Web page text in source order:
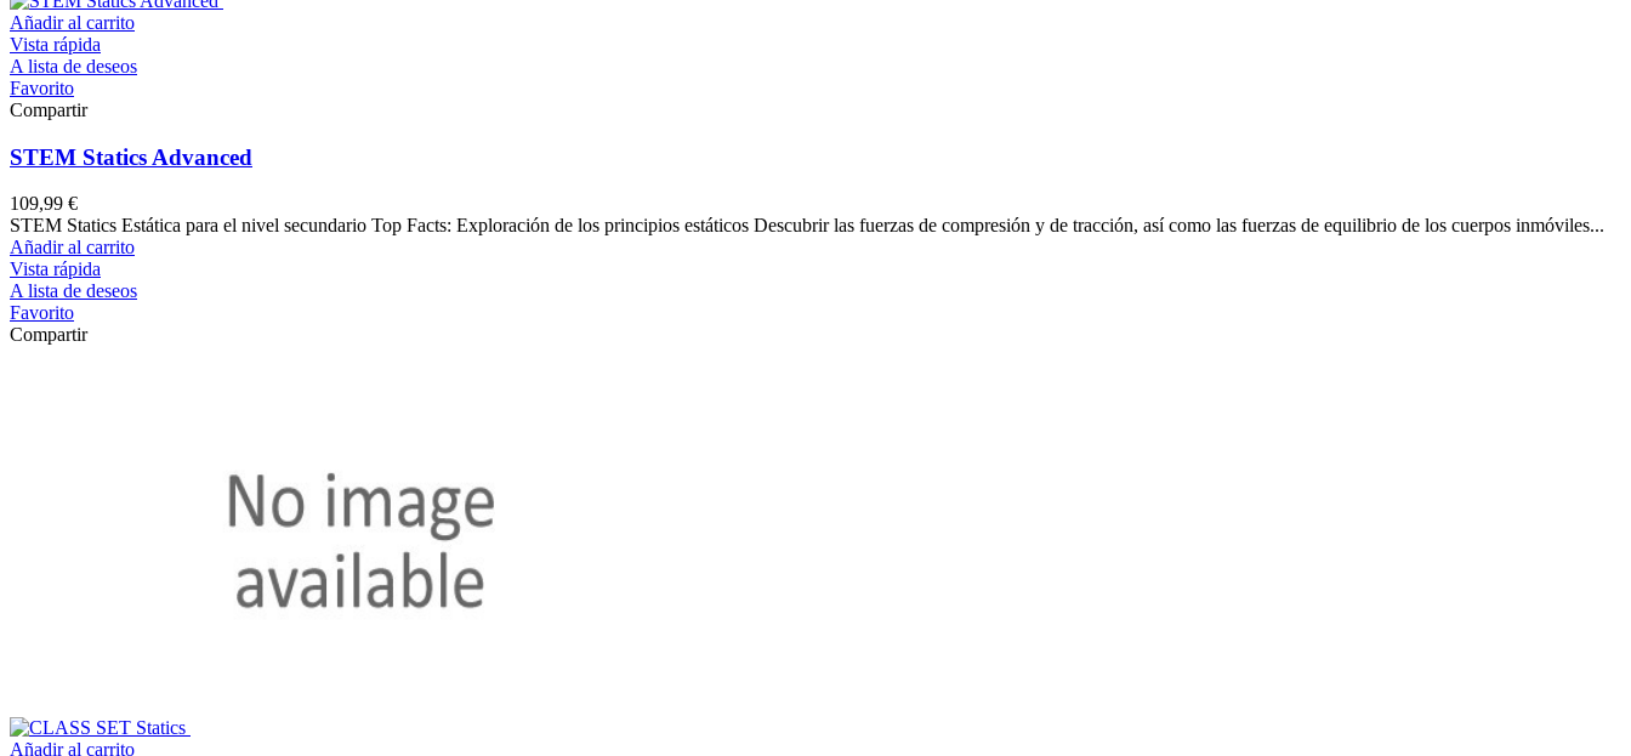
Añadir al carrito
Vista rápida
A lista de deseos
Favorito
Compartir
STEM Statics Advanced
109,99 €
STEM Statics Estática para el nivel secundario Top Facts: Exploración de los principios estáticos Descubrir las fuerzas de compresión y de tracción, así como las fuerzas de equilibrio de los cuerpos inmóviles...
Añadir al carrito
Vista rápida
A lista de deseos
Favorito
Compartir
Añadir al carrito